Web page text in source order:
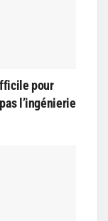
pour
l’ingénierie